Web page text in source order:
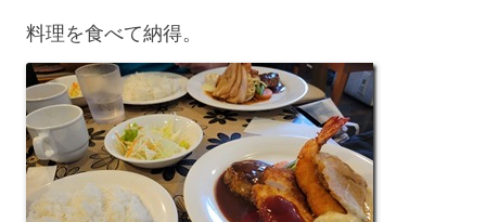
料理を食べて納得。